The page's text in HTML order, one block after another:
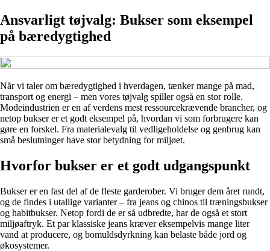
Ansvarligt tøjvalg: Bukser som eksempel
på bæredygtighed
Når vi taler om bæredygtighed i hverdagen, tænker mange på mad,
transport og energi – men vores tøjvalg spiller også en stor rolle.
Modeindustrien er en af verdens mest ressourcekrævende brancher, og
netop bukser er et godt eksempel på, hvordan vi som forbrugere kan
gøre en forskel. Fra materialevalg til vedligeholdelse og genbrug kan
små beslutninger have stor betydning for miljøet.
Hvorfor bukser er et godt udgangspunkt
Bukser er en fast del af de fleste garderober. Vi bruger dem året rundt,
og de findes i utallige varianter – fra jeans og chinos til træningsbukser
og habitbukser. Netop fordi de er så udbredte, har de også et stort
miljøaftryk. Et par klassiske jeans kræver eksempelvis mange liter
vand at producere, og bomuldsdyrkning kan belaste både jord og
økosystemer.